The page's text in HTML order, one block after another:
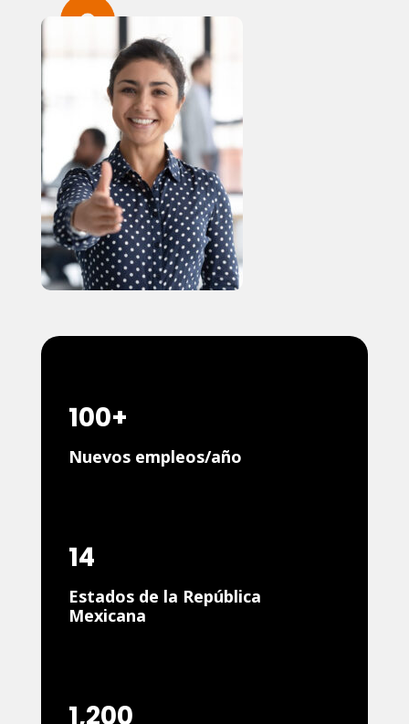
100+
Nuevos empleos/año
14
Estados de la República
Mexicana
1,200